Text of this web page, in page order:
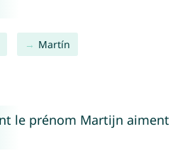
Martín
le prénom Martijn aiment